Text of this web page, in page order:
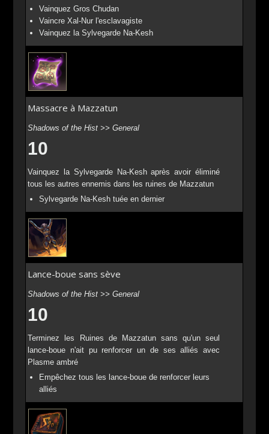
Vainquez Gros Chudan
Vaincre Xal-Nur l'esclavagiste
Vainquez la Sylvegarde Na-Kesh
Massacre à Mazzatun
Shadows of the Hist >> General
10
Vainquez la Sylvegarde Na-Kesh après avoir éliminé
tous les autres ennemis dans les ruines de Mazzatun
Sylvegarde Na-Kesh tuée en dernier
Lance-boue sans sève
Shadows of the Hist >> General
10
Terminez les Ruines de Mazzatun sans qu'un seul
lance-boue n'ait pu renforcer un de ses alliés avec
Plasme ambré
Empêchez tous les lance-boue de renforcer leurs
alliés